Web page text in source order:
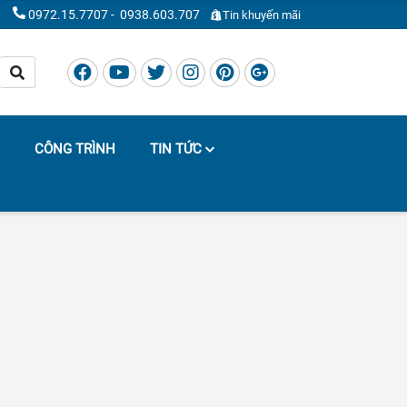
0972.15.7707- 0938.603.707 Tin khuyến mãi
CÔNG TRÌNH TIN TỨC